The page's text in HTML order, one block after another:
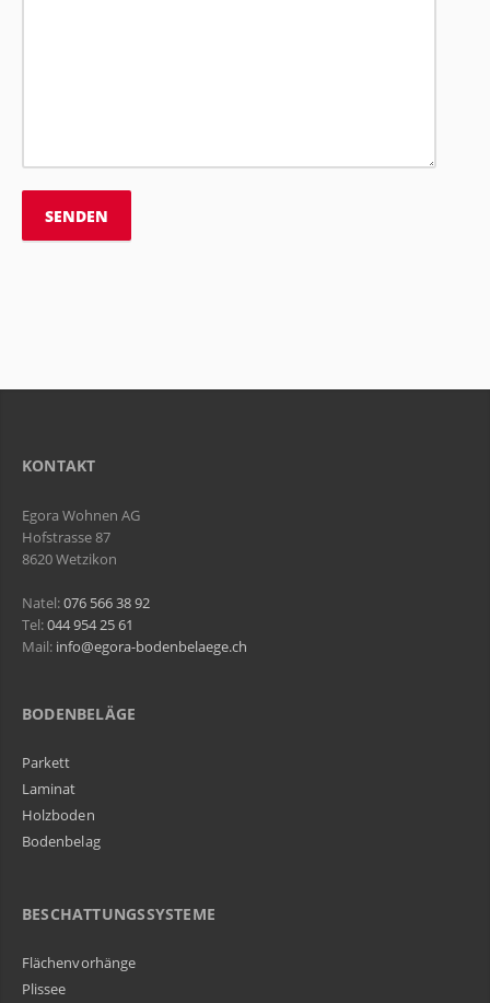
KONTAKT
Egora Wohnen AG
Hofstrasse 87
8620 Wetzikon
Natel:076 566 38 92
Tel:044 954 25 61
Mail: info@egora-bodenbelaege.ch
BODENBELÄGE
Parkett
Laminat
Holzboden
Bodenbelag
BESCHATTUNGSSYSTEME
Flächenvorhänge
Plissee